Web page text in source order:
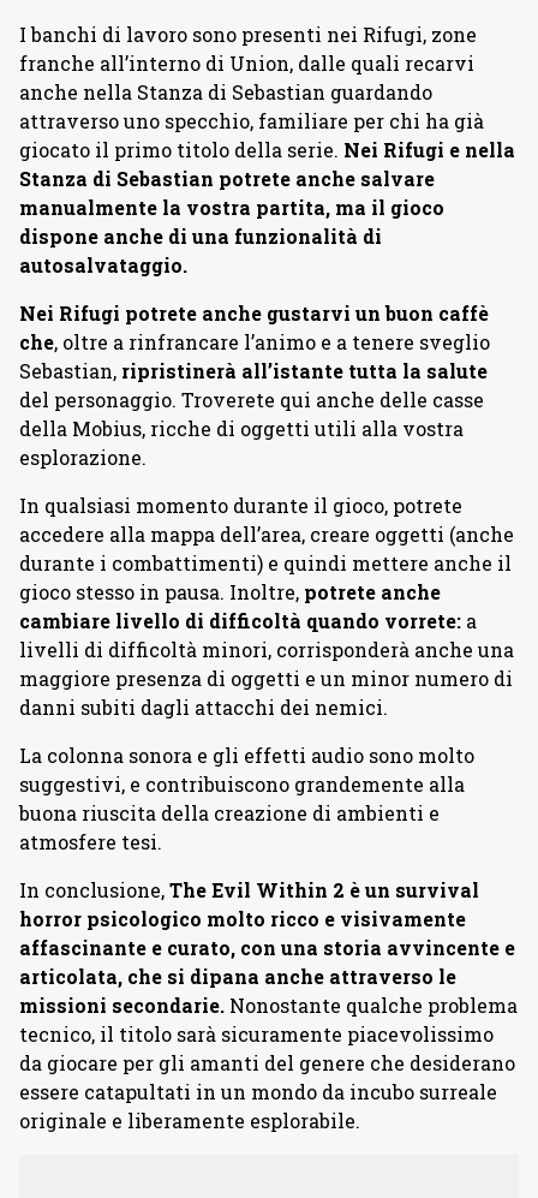
I banchi di lavoro sono presenti nei Rifugi, zone
franche all’interno di Union, dalle quali recarvi
anche nella Stanza di Sebastian guardando
attraverso uno specchio, familiare per chi ha già
giocato il primo titolo della serie. Nei Rifugi e nella
Stanza di Sebastian potrete anche salvare
manualmente la vostra partita, ma il gioco
dispone anche di una funzionalità di
autosalvataggio.
Nei Rifugi potrete anche gustarvi un buon caffè
che, oltre a rinfrancare l’animo e a tenere sveglio
Sebastian, ripristinerà all’istante tutta la salute
del personaggio. Troverete qui anche delle casse
della Mobius, ricche di oggetti utili alla vostra
esplorazione.
In qualsiasi momento durante il gioco, potrete
accedere alla mappa dell’area, creare oggetti (anche
durante i combattimenti) e quindi mettere anche il
gioco stesso in pausa. Inoltre, potrete anche
cambiare livello di difficoltà quando vorrete: a
livelli di difficoltà minori, corrisponderà anche una
maggiore presenza di oggetti e un minor numero di
danni subiti dagli attacchi dei nemici.
La colonna sonora e gli effetti audio sono molto
suggestivi, e contribuiscono grandemente alla
buona riuscita della creazione di ambienti e
atmosfere tesi.
In conclusione,The Evil Within 2 è un survival
horror psicologico molto ricco e visivamente
affascinante e curato, con una storia avvincente e
articolata, che si dipana anche attraverso le
missioni secondarie. Nonostante qualche problema
tecnico, il titolo sarà sicuramente piacevolissimo
da giocare per gli amanti del genere che desiderano
essere catapultati in un mondo da incubo surreale
originale e liberamente esplorabile.